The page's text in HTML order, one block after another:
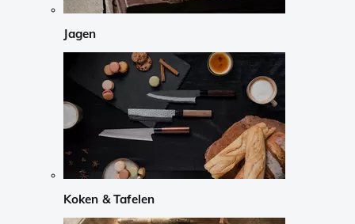
Jagen
Koken & Tafelen